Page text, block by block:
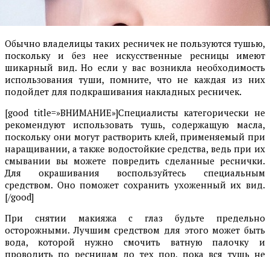
Обычно владелицы таких ресничек не пользуются тушью,
поскольку и без нее искусственные ресницы имеют
шикарный вид. Но если у вас возникла необходимость
использования туши, помните, что не каждая из них
подойдет для подкрашивания накладных ресничек.
[good title=»ВНИМАНИЕ»]Специалисты категорически не
рекомендуют использовать тушь, содержащую масла,
поскольку они могут растворить клей, применяемый при
наращивании, а также водостойкие средства, ведь при их
смывании вы можете повредить сделанные реснички.
Для окрашивания воспользуйтесь специальным
средством. Оно поможет сохранить ухоженный их вид.
[/good]
При снятии макияжа с глаз будьте предельно
осторожными. Лучшим средством для этого может быть
вода, которой нужно смочить ватную палочку и
проводить по ресницам до тех пор, пока вся тушь не